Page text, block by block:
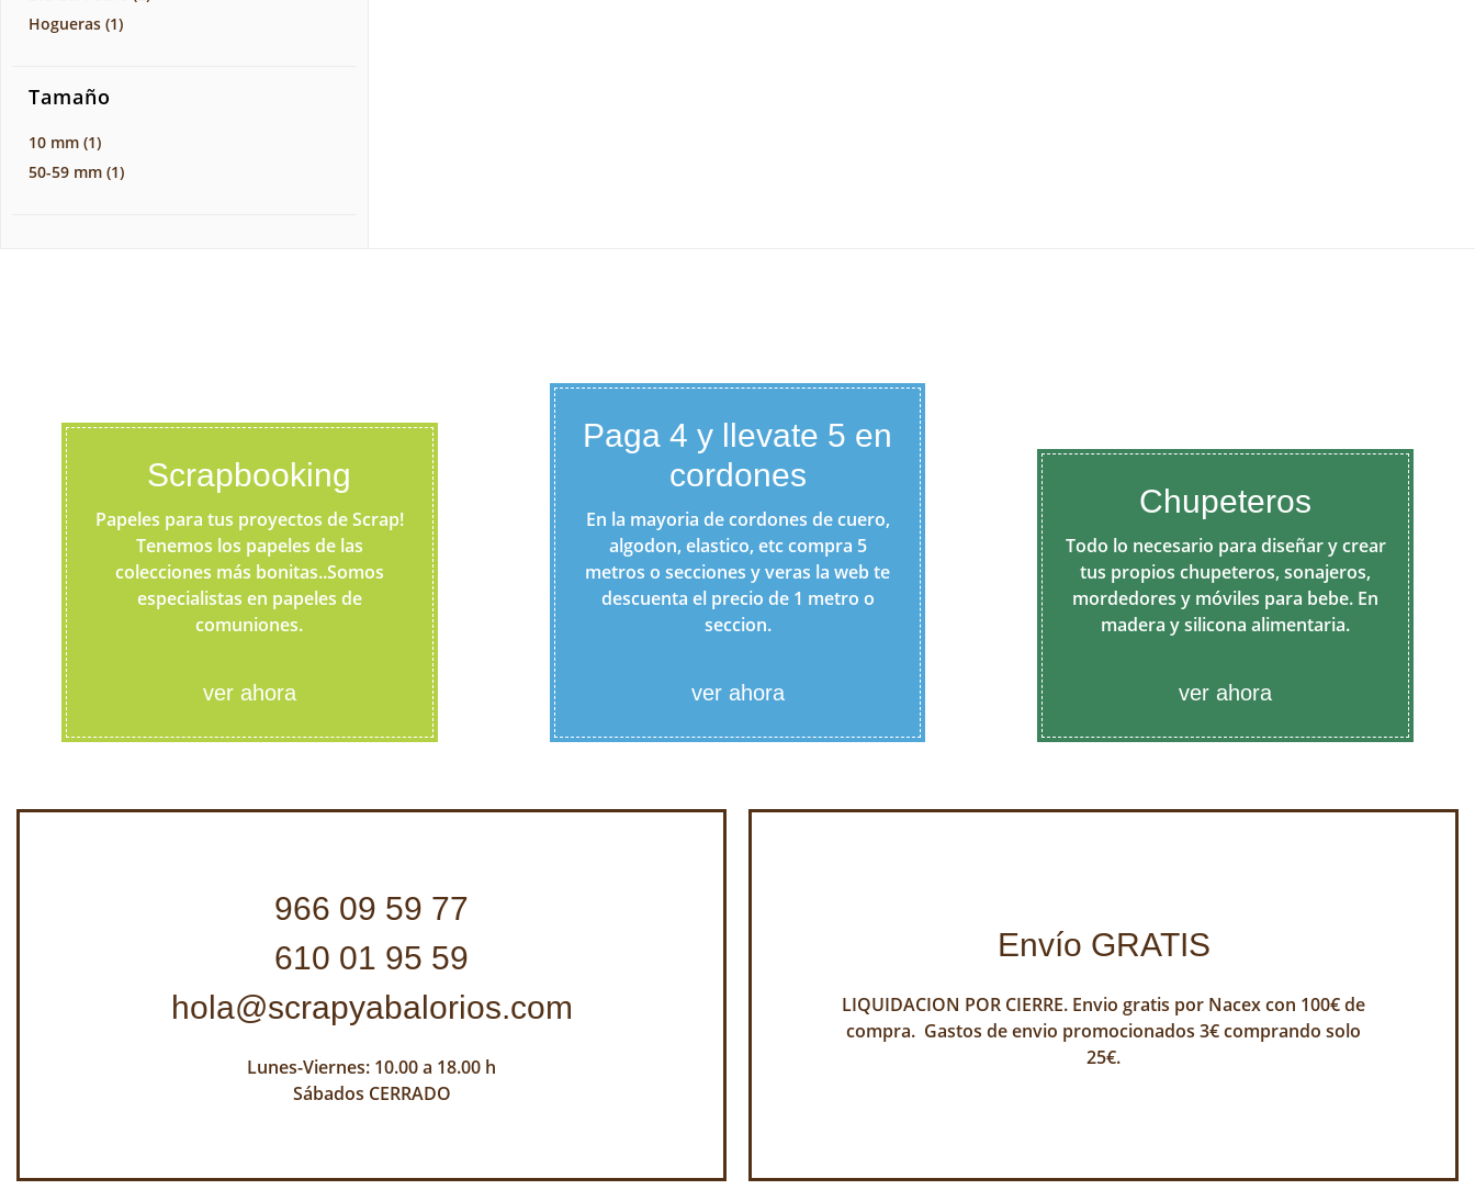
Hogueras (1)
Tamaño
10 mm (1)
50-59 mm (1)
Scrapbooking
Papeles para tus proyectos de Scrap!
Tenemos los papeles de las
colecciones más bonitas..Somos
especialistas en papeles de
comuniones.
ver ahora
Paga 4 y llevate 5 en
cordones
En la mayoria de cordones de cuero,
algodon, elastico, etc compra 5
metros o secciones y veras la web te
descuenta el precio de 1 metro o
seccion.
ver ahora
Chupeteros
Todo lo necesario para diseñar y crear
tus propios chupeteros, sonajeros,
mordedores y móviles para bebe. En
madera y silicona alimentaria.
ver ahora
966 09 59 77
610 01 95 59
hola@scrapyabalorios.com
Lunes-Viernes: 10.00 a 18.00 h
Sábados CERRADO
Envío GRATIS
LIQUIDACION POR CIERRE. Envio gratis por Nacex con 100€ de
compra. Gastos de envio promocionados 3€ comprando solo
25€.